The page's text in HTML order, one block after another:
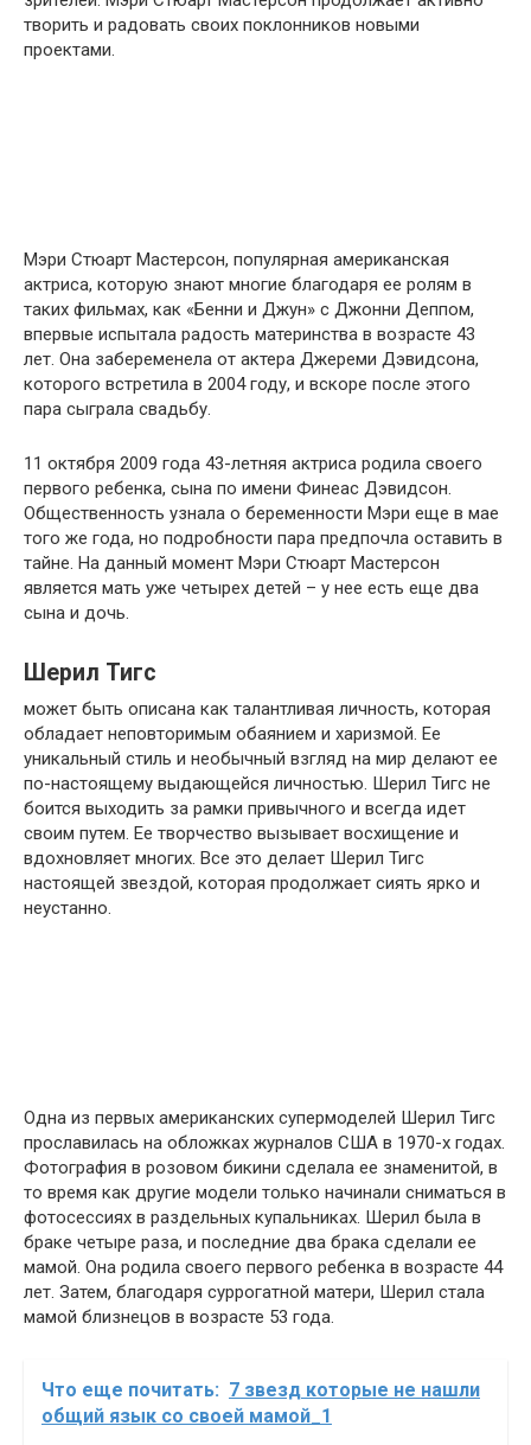
творить и радовать своих поклонников новыми
проектами.
Мэри Стюарт Мастерсон, популярная американская
актриса, которую знают многие благодаря ее ролям в
таких фильмах, как «Бенни и Джун» с Джонни Деппом,
впервые испытала радость материнства в возрасте 43
лет. Она забеременела от актера Джереми Дэвидсона,
которого встретила в 2004 году, и вскоре после этого
пара сыграла свадьбу.
11 октября 2009 года 43-летняя актриса родила своего
первого ребенка, сына по имени Финеас Дэвидсон.
Общественность узнала о беременности Мэри еще в мае
того же года, но подробности пара предпочла оставить в
тайне. На данный момент Мэри Стюарт Мастерсон
является мать уже четырех детей – у нее есть еще два
сына и дочь.
Шерил Тигс
может быть описана как талантливая личность, которая
обладает неповторимым обаянием и харизмой. Ее
уникальный стиль и необычный взгляд на мир делают ее
по-настоящему выдающейся личностью. Шерил Тигс не
боится выходить за рамки привычного и всегда идет
своим путем. Ее творчество вызывает восхищение и
вдохновляет многих. Все это делает Шерил Тигс
настоящей звездой, которая продолжает сиять ярко и
неустанно.
Одна из первых американских супермоделей Шерил Тигс
прославилась на обложках журналов США в 1970-х годах.
Фотография в розовом бикини сделала ее знаменитой, в
то время как другие модели только начинали сниматься в
фотосессиях в раздельных купальниках. Шерил была в
браке четыре раза, и последние два брака сделали ее
мамой. Она родила своего первого ребенка в возрасте 44
лет. Затем, благодаря суррогатной матери, Шерил стала
мамой близнецов в возрасте 53 года.
Что еще почитать: 7 звезд которые не нашли
общий язык со своей мамой_1